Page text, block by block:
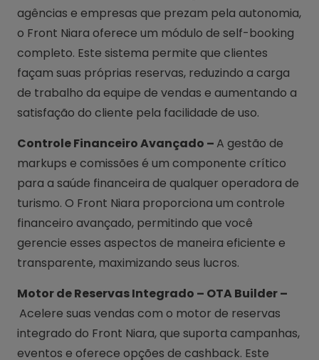
agências e empresas que prezam pela autonomia,
o Front Niara oferece um módulo de self-booking
completo. Este sistema permite que clientes
façam suas próprias reservas, reduzindo a carga
de trabalho da equipe de vendas e aumentando a
satisfação do cliente pela facilidade de uso.
Controle Financeiro Avançado –A gestão de
markups e comissões é um componente crítico
para a saúde financeira de qualquer operadora de
turismo. O Front Niara proporciona um controle
financeiro avançado, permitindo que você
gerencie esses aspectos de maneira eficiente e
transparente, maximizando seus lucros.
Motor de Reservas Integrado – OTA Builder –
Acelere suas vendas com o motor de reservas
integrado do Front Niara, que suporta campanhas,
eventos e oferece opções de cashback. Este